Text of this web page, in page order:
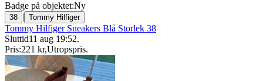
Badge på objektet:Ny
38 | Tommy Hilfiger
Tommy Hilfiger Sneakers Blå Storlek 38
Sluttid11 aug 19:52.
Pris:221 kr,Utropspris.